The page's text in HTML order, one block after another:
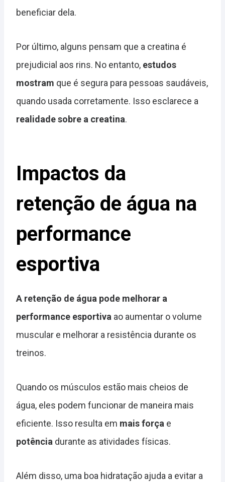
beneficiar dela.
Por último, alguns pensam que a creatina é
prejudicial aos rins. No entanto, estudos
mostram que é segura para pessoas saudáveis,
quando usada corretamente. Isso esclarece a
realidade sobre a creatina.
Impactos da
retenção de água na
performance
esportiva
A retenção de água pode melhorar a
performance esportiva ao aumentar o volume
muscular e melhorar a resistência durante os
treinos.
Quando os músculos estão mais cheios de
água, eles podem funcionar de maneira mais
eficiente. Isso resulta em mais força e
potência durante as atividades físicas.
Além disso, uma boa hidratação ajuda a evitar a